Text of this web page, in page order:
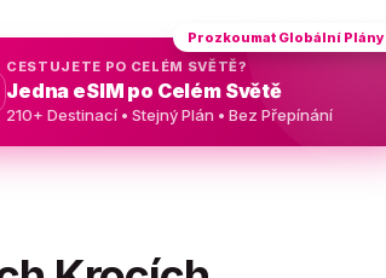
CESTUJETE PO CELÉM SVĚTĚ?
Jedna eSIM po Celém Světě
210+ Destinací • Stejný Plán • Bez Přepínání
Prozkoumat Globální Plány